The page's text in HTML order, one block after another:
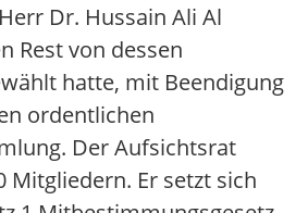
Dr. Hussain Ali Al
Rest von dessen
hatte, mit Beendigung
ordentlichen
Der Aufsichtsrat
Mitgliedern. Er setzt sich